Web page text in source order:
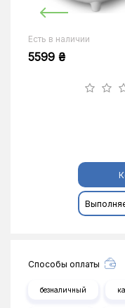
Есть в наличии
5599 ₴
Способы оплаты
безналичный